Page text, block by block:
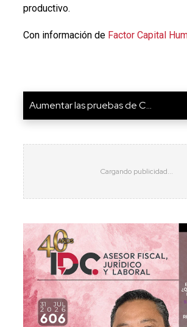
productivo.
Con información de Factor Capital
Aumentar las pruebas de C...